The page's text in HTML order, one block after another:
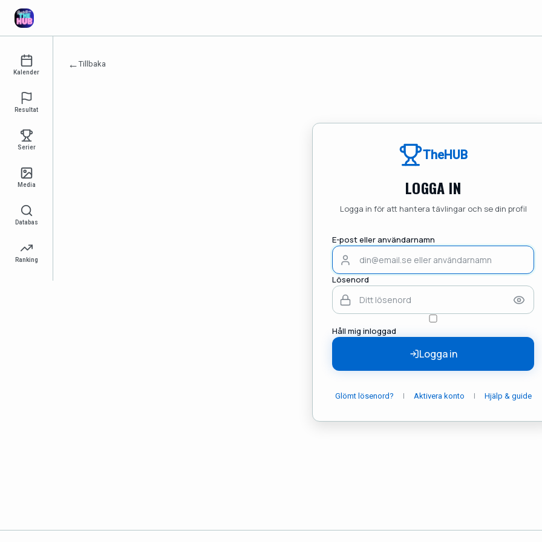
Kalender
Resultat
Serier
Media
Databas
Ranking
←Tillbaka
TheHUB
LOGGA IN
Logga in för att hantera tävlingar och se din profil
E-post eller användarnamn
Lösenord
Håll mig inloggad
Logga in
Glömt lösenord? | Aktivera konto | Hjälp & guide